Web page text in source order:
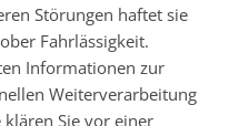
Störungen haftet sie
Fahrlässigkeit.
Informationen zur
Weiterverarbeitung
Sie vor einer